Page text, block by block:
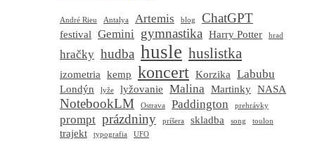
André Rieu Antalya Artemis blog ChatGPT
festival Gemini gymnastika Harry Potter hrad
hračky hudba husle huslistka
izometria kemp koncert Korzika Labubu
Londýn lyže lyžovanie Malina Martinky NASA
NotebookLM Ostrava Paddington prehrávky
prompt prázdniny príšera skladba song toulon
trajekt typografia UFO